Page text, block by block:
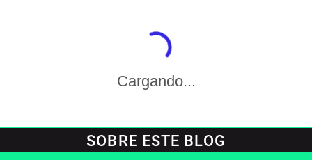
Cargando...
SOBRE ESTE BLOG